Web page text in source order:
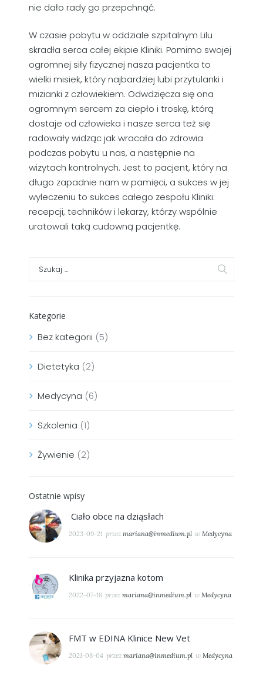
nie dało rady go przepchnąć.
W czasie pobytu w oddziale szpitalnym Lilu
skradła serca całej ekipie Kliniki. Pomimo swojej
ogromnej siły fizycznej nasza pacjentka to
wielki misiek, który najbardziej lubi przytulanki i
mizianki z człowiekiem. Odwdzięcza się ona
ogromnym sercem za ciepło i troskę, którą
dostaje od człowieka i nasze serca też się
radowały widząc jak wracała do zdrowia
podczas pobytu u nas, a następnie na
wizytach kontrolnych. Jest to pacjent, który na
długo zapadnie nam w pamięci, a sukces w jej
wyleczeniu to sukces całego zespołu Kliniki:
recepcji, techników i lekarzy, którzy wspólnie
uratowali taką cudowną pacjentkę.
Kategorie
Bez kategorii (5)
Dietetyka (2)
Medycyna (6)
Szkolenia (1)
Żywienie (2)
Ostatnie wpisy
Ciało obce na dziąsłach
2023-09-21 przez mariana@inmedium.pl w Medycyna
Klinika przyjazna kotom
2022-07-18 przez mariana@inmedium.pl w Medycyna
FMT w EDINA Klinice New Vet
2021-08-04 przez mariana@inmedium.pl w Medycyna